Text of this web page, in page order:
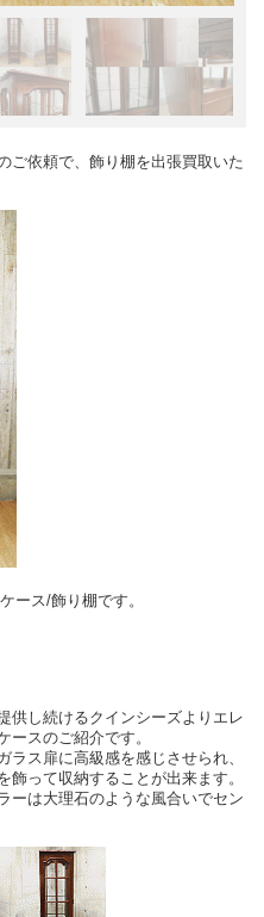
ご依頼で、飾り棚を出張買取いた
ース/飾り棚です。
供し続けるクインシーズよりエレ
ースのご紹介です。
ス扉に高級感を感じさせられ、
って収納することが出来ます。
ーは大理石のような風合いでセン